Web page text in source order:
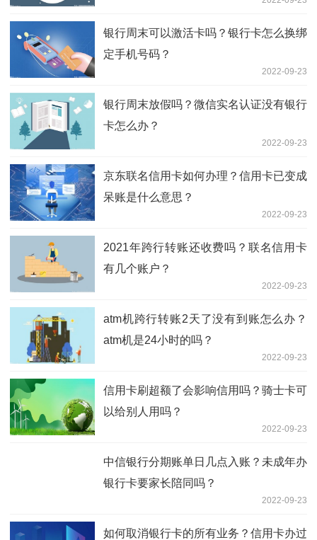
银行周末可以激活卡吗？银行卡怎么换绑
定手机号码？
2022-09-23
银行周末放假吗？微信实名认证没有银行
卡怎么办？
2022-09-23
京东联名信用卡如何办理？信用卡已变成
呆账是什么意思？
2022-09-23
2021年跨行转账还收费吗？联名信用卡
有几个账户？
2022-09-23
atm机跨行转账2天了没有到账怎么办？
atm机是24小时的吗？
2022-09-23
信用卡刷超额了会影响信用吗？骑士卡可
以给别人用吗？
2022-09-23
中信银行分期账单日几点入账？未成年办
银行卡要家长陪同吗？
2022-09-23
如何取消银行卡的所有业务？信用卡办过